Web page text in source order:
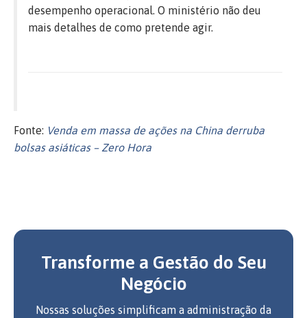
desempenho operacional. O ministério não deu
mais detalhes de como pretende agir.
Fonte: Venda em massa de ações na China derruba
bolsas asiáticas – Zero Hora
Transforme a Gestão do Seu
Negócio
Nossas soluções simplificam a administração da